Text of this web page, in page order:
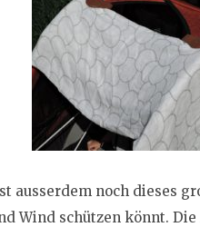
ausserdem noch dieses
Wind schützen könnt.